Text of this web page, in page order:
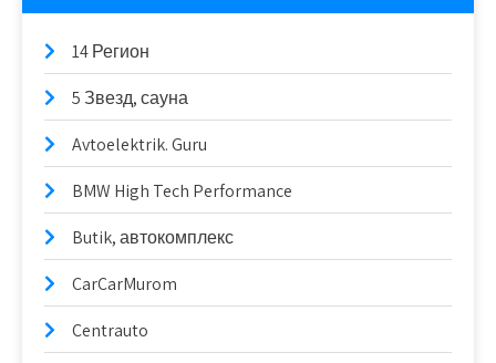
14 Регион
5 Звезд, сауна
Avtoelektrik. Guru
BMW High Tech Performance
Butik, автокомплекс
CarCarMurom
Centrauto